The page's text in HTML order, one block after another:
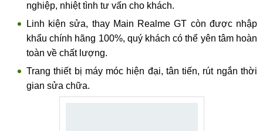
nghiệp, nhiệt tình tư vấn cho khách.
Linh kiện sửa, thay Main Realme GT còn được nhập
khẩu chính hãng 100%, quý khách có thể yên tâm hoàn
toàn về chất lượng.
Trang thiết bị máy móc hiện đại, tân tiến, rút ngắn thời
gian sửa chữa.